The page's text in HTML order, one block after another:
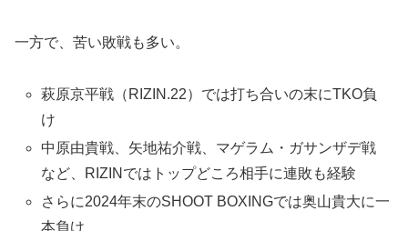
一方で、苦い敗戦も多い。
萩原京平戦（RIZIN.22）では打ち合いの末にTKO負
け
中原由貴戦、矢地祐介戦、マゲラム・ガサンザデ戦
など、RIZINではトップどころ相手に連敗も経験
さらに2024年末のSHOOT BOXINGでは奥山貴大に一
本負け